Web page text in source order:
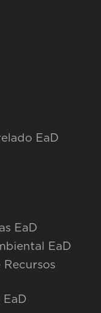
EaD
EaD
EaD
Recursos